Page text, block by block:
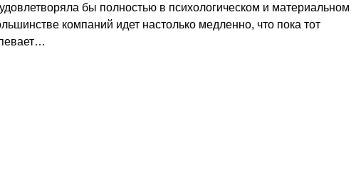
бы полностью в психологическом и материальном
компаний идет настолько медленно, что пока тот